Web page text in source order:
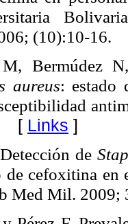
(10):10-16.
Bermúdez
aureus: estado
Links ]
de
de cefoxitina
Med Mil. 2009;